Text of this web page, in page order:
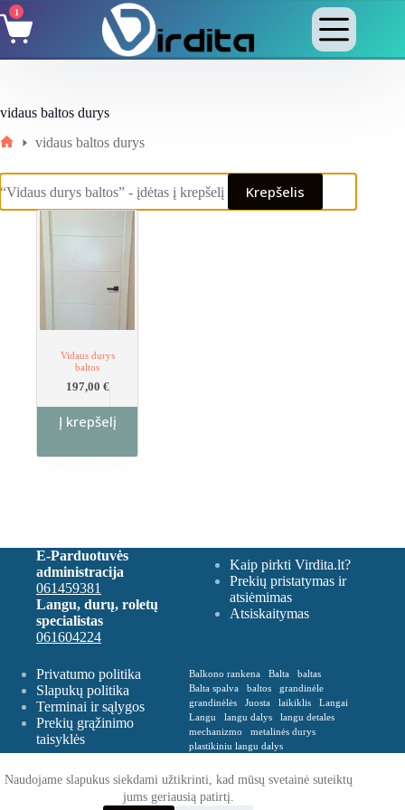
Skip
to
content
Naudojame slapukus siekdami užtikrinti, kad mūsų svetainė suteiktų
jums geriausią patirtį.
Shopping
cart
1
vidaus baltos durys
vidaus baltos durys
“Vidaus durys baltos” - įdėtas į krepšelį Krepšelis
Vidaus durys
baltos
197,00 €
Į krepšelį
E-Parduotuvės
administracija
061459381
Langu, durų, roletų
specialistas
061604224
Kaip pirkti Virdita.lt?
Prekių pristatymas ir
atsiėmimas
Atsiskaitymas
Privatumo politika
Slapukų politika
Terminai ir sąlygos
Prekių grąžinimo
taisyklės
Balkono rankena Balta
baltas
Balta spalva
baltos
grandinėle
grandinėlės
Juosta laikiklis
Langai
Langu
langu dalys
langu detales
mechanizmo
metalinės durys
plastikiniu langu dalys
Rankena
Remontas
roletu dalys
roletų ir žaliuzių dalys
Spalva balta